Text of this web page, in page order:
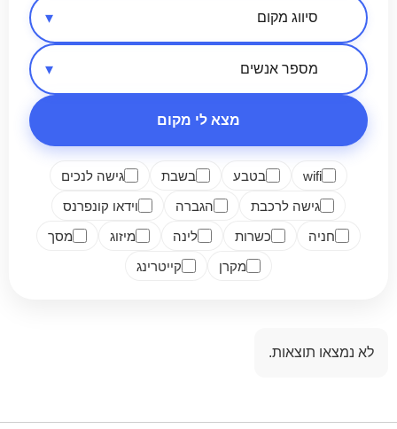
אזור בארץ
סיווג מקום
מספר אנשים
מצא לי מקום
wifi בטבע בשבת
גישה לנכים
גישה לרכבת
הגברה
וידאו קונפרנס
חניה
כשרות לינה מיזוג
מסך
מקרן
קייטרינג
לא נמצאו תוצאות.